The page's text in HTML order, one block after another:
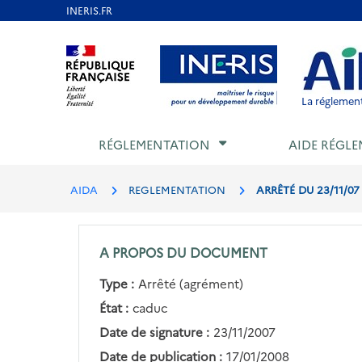
Aller au contenu Aller au menu Aller au
La
RÉGLEMENTATION AIDE
AIDA REGLEMENTATION ARRÊTÉ DU 23/11/
A PROPOS DU DOCUMENT
Type : Arrêté (agrément)
État : caduc
Date de signature : 23/11/2007
Date de publication : 17/01/2008